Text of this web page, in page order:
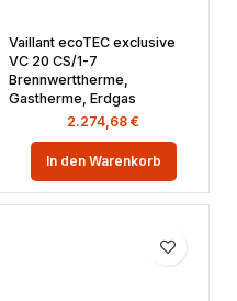
Vaillant ecoTEC exclusive
VC 20 CS/1-7
Brennwerttherme,
Gastherme, Erdgas
2.274,68 €
In den Warenkorb